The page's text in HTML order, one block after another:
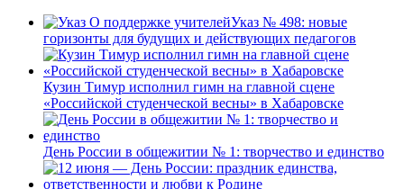
Указ № 498: новые
горизонты для будущих и действующих педагогов
Кузин Тимур исполнил гимн на главной сцене
«Российской студенческой весны» в Хабаровске
День России в общежитии № 1: творчество и единство